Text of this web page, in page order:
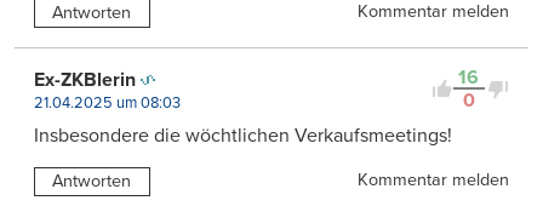
Antworten Kommentar melden
16
0
Ex-ZKBlerin
21.04.2025 um 08:03
Insbesondere die wöchtlichen Verkaufsmeetings!
Antworten Kommentar melden